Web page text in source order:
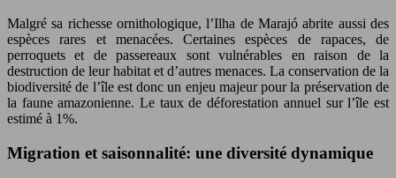
Malgré sa richesse ornithologique, l’Ilha de Marajó abrite aussi des
espèces rares et menacées. Certaines espèces de rapaces, de
perroquets et de passereaux sont vulnérables en raison de la
destruction de leur habitat et d’autres menaces. La conservation de la
biodiversité de l’île est donc un enjeu majeur pour la préservation de
la faune amazonienne. Le taux de déforestation annuel sur l’île est
estimé à 1%.
Migration et saisonnalité: une diversité dynamique